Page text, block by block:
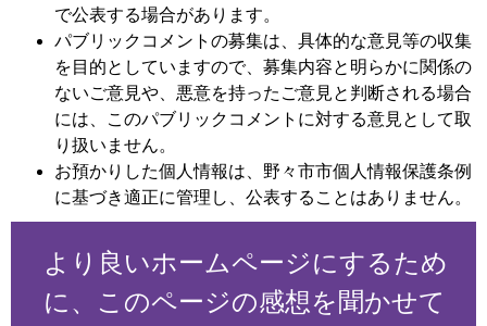
で公表する場合があります。
パブリックコメントの募集は、具体的な意見等の収集
を目的としていますので、募集内容と明らかに関係の
ないご意見や、悪意を持ったご意見と判断される場合
には、このパブリックコメントに対する意見として取
り扱いません。
お預かりした個人情報は、野々市市個人情報保護条例
に基づき適正に管理し、公表することはありません。
より良いホームページにするため
に、このページの感想を聞かせて